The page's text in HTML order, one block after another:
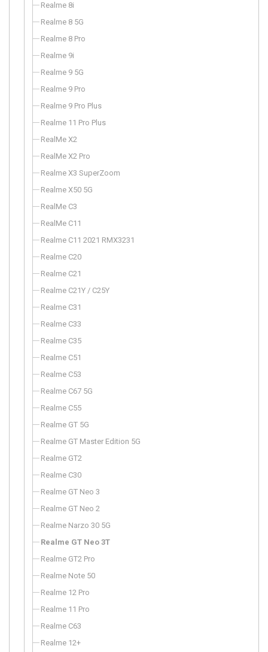
Realme 8i
Realme 8 5G
Realme 8 Pro
Realme 9i
Realme 9 5G
Realme 9 Pro
Realme 9 Pro Plus
Realme 11 Pro Plus
RealMe X2
RealMe X2 Pro
Realme X3 SuperZoom
Realme X50 5G
RealMe C3
RealMe C11
Realme C11 2021 RMX3231
Realme C20
Realme C21
Realme C21Y / C25Y
Realme C31
Realme C33
Realme C35
Realme C51
Realme C53
Realme C67 5G
Realme C55
Realme GT 5G
Realme GT Master Edition 5G
Realme GT2
Realme C30
Realme GT Neo 3
Realme GT Neo 2
Realme Narzo 30 5G
Realme GT Neo 3T
Realme GT2 Pro
Realme Note 50
Realme 12 Pro
Realme 11 Pro
Realme C63
Realme 12+